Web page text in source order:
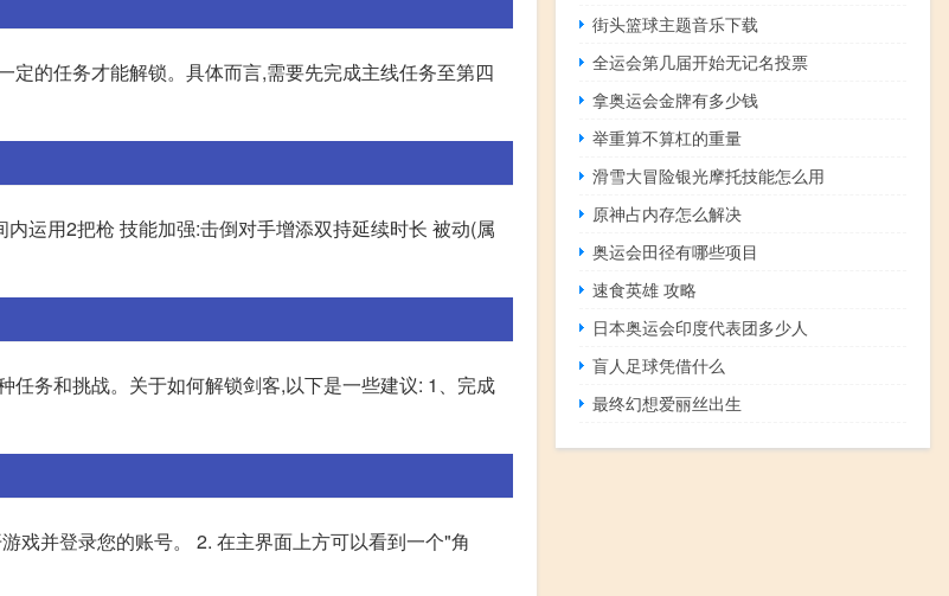
的任务才能解锁。具体而言,需要先完成主线任务至第四
运用2把枪 技能加强:击倒对手增添双持延续时长 被动(属
务和挑战。关于如何解锁剑客,以下是一些建议: 1、完成
戏并登录您的账号。 2. 在主界面上方可以看到一个"角
街头篮球主题音乐下载
全运会第几届开始无记名投票
拿奥运会金牌有多少钱
举重算不算杠的重量
滑雪大冒险银光摩托技能怎么用
原神占内存怎么解决
奥运会田径有哪些项目
速食英雄 攻略
日本奥运会印度代表团多少人
盲人足球凭借什么
最终幻想爱丽丝出生